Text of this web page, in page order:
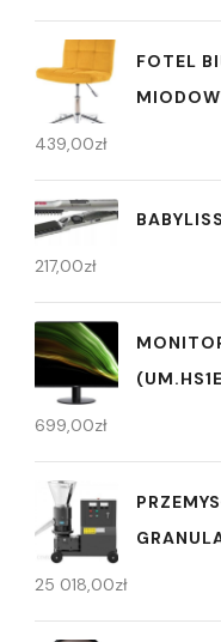
FOTEL
439,00zł
217,00zł
699,00zł
25 018,00zł